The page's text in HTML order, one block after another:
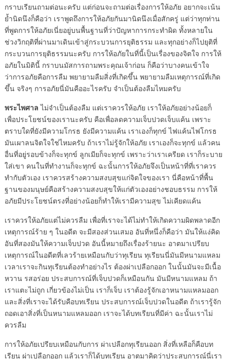
กราบเรียนถามต่อนะครับ แต่ก่อนจะถามต่อเรื่องการให้อภัย อยากจะเน้น
ย้ำนิดนึงก็คือว่า เราพูดถึงการให้อภัยกันมานิดนึงเมื่อสักครู่ แต่ว่าทุกท่าน
ที่พูดการให้อภัยเนี่ยอยู่บนพื้นฐานที่ว่าปัญหาการกระทำผิด ทั้งหลายใน
ช่วงวิกฤติที่ผ่านมาเดินเข้าสู่กระบวนการยุติธรรม และทุกอย่างก็ไปยุติที่
กระบวนการยุติธรรมนะครับ การให้อภัยในที่นี้เป็นเรื่องของจิตใจ การให้
อภัยในมิตินี้ กราบนมัสการถามพระคุณเจ้าก่อน ก็คือว่าบางคนเข้าใจ
ว่าการอภัยคือการลืม พยายามลืมสิ่งที่เกิดขึ้น พยายามลืมเหตุการณ์ที่เกิด
ขึ้น จริงๆ การอภัยนี่มันคืออะไรครับ จำเป็นต้องลืมไหมครับ
พระไพศาล ไม่จำเป็นต้องลืม แต่เราควรให้อภัย เราให้อภัยอย่างน้อยก็
เพื่อประโยชน์ของเรานะครับ คือเพื่อลดความเจ็บปวดเจ็บแค้น เพราะ
ตราบใดที่ยังมีความโกรธ ยังมีความแค้น เราเองก็ทุกข์ ไฟแค้นไฟโกรธ
มันเผาลนจิตใจใช่ไหมครับ ถ้าเราไม่รู้จักให้อภัย เราเองก็จะทุกข์ แล้วคน
อื่นที่อยู่รอบข้างก็จะทุกข์ ลูกเมียก็จะทุกข์ เพราะว่าเราเครียด เราก็ระบาย
ใส่เขา คนในที่ทำงานก็จะทุกข์ ฉะนั้นการให้อภัยจึงเป็นหน้าที่ที่เราควร
ทำกับตัวเอง เราควรสร้างความสงบสุขแก่จิตใจของเรา นี่คือหน้าที่พื้น
ฐานของมนุษย์คือสร้างความสงบสุขให้แก่ตัวเองอย่างชอบธรรม การให้
อภัยมีประโยชน์ตรงที่อย่างน้อยก็ทำให้เรามีความสุข ไม่เคียดแค้น
เราควรให้อภัยแต่ไม่ควรลืม เพื่อที่เราจะได้ไม่ทำให้เกิดความผิดพลาดอีก
เหตุการณ์ร้าย ๆ ในอดีต จะมีสองส่วนเสมอ อันที่หนึ่งก็คือว่า มันให้แง่คิด
อันที่สองมันให้ความเจ็บปวด อันนี้หมายถึงเรื่องร้ายนะ อาตมาเปรียบ
เหตุการณ์ในอดีตที่เลวร้ายเหมือนกับว่าทุเรียน ทุเรียนนี่มันมีหนามแหลม
เวลาเราจะกินทุเรียนต้องทำอย่างไร ต้องผ่าเปลือกออก ในนั้นมันจะมีเนื้อ
หวาน รสอร่อย ประสบการณ์ที่เจ็บปวดก็เหมือนกัน มันมีหนามแหลม ถ้า
เราแตะไม่ถูก เกี่ยวข้องไม่เป็น เราก็เจ็บ เราต้องรู้จักเอาหนามแหลมออก
และสิ่งที่เราจะได้รับคือบทเรียน ประสบการณ์เจ็บปวดในอดีต ถ้าเรารู้จัก
ถอดเอาสิ่งที่เป็นหนามแหลมออก เราจะได้บทเรียนที่มีค่า ฉะนั้นเราไม่
ควรลืม
การให้อภัยเปรียบเหมือนกับการ ผ่าเปลือกทุเรียนออก สิ่งที่เหลือก็คือบท
เรียน ผ่าเปลือกออก แล้วเราก็ได้บทเรียน อาตมาคิดว่าประสบการณ์นี่เรา